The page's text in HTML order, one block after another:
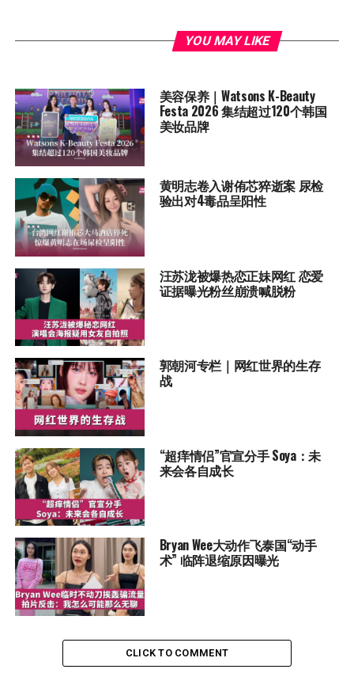
YOU MAY LIKE
美容保养｜Watsons K-Beauty
Festa 2026 集结超过120个韩国
美妆品牌
黄明志卷入谢侑芯猝逝案 尿检
验出对4毒品呈阳性
汪苏泷被爆热恋正妹网红 恋爱
证据曝光粉丝崩溃喊脱粉
郭朝河专栏｜网红世界的生存
战
“超痒情侣”官宣分手 Soya：未
来会各自成长
Bryan Wee大动作飞泰国“动手
术” 临阵退缩原因曝光
CLICK TO COMMENT